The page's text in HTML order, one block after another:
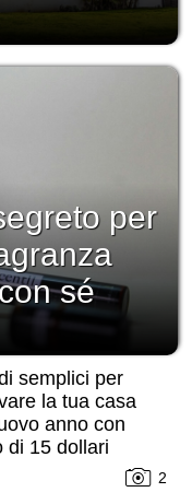
per
sé
semplici per
la tua casa
anno con
di 15 dollari
2